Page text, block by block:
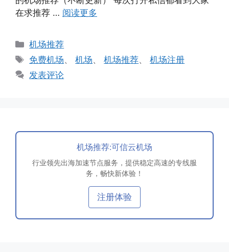
在求推荐 … 阅读更多
分
类
机场推荐
标
签
免费机场、机场、机场推荐、机场注册
发表评论
机场推荐:可信云机场
行业领先出海加速节点服务，提供稳定高速的专线服
务，畅快新体验！
注册体验